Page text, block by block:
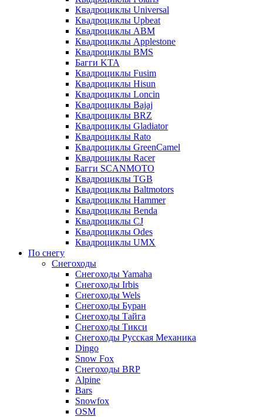
Квадроциклы Universal
Квадроциклы Upbeat
Квадроциклы ABM
Квадроциклы Applestone
Квадроциклы BMS
Багги KTA
Квадроциклы Fusim
Квадроциклы Hisun
Квадроциклы Loncin
Квадроциклы Bajaj
Квадроциклы BRZ
Квадроциклы Gladiator
Квадроциклы Rato
Квадроциклы GreenCamel
Квадроциклы Racer
Багги SCANMOTO
Квадроциклы TGB
Квадроциклы Baltmotors
Квадроциклы Hammer
Квадроциклы Benda
Квадроциклы CJ
Квадроциклы Odes
Квадроциклы UMX
По снегу
Снегоходы
Снегоходы Yamaha
Снегоходы Irbis
Снегоходы Wels
Снегоходы Буран
Снегоходы Тайга
Снегоходы Тикси
Снегоходы Русская Механика
Dingo
Snow Fox
Снегоходы BRP
Alpine
Bars
Snowfox
OSM